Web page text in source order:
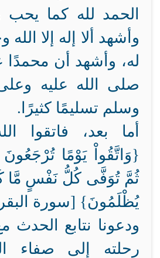
الحمد لله كما يحب
وأشهد ألا إله إلا
له، وأشهد أن محمدًا
صلى الله عليه
وسلم تسليمًا كثيرًا.
أما بعد، فاتقوا
{وَاتَّقُواْ يَوْمًا تُرْجَعُونَ
ثُمَّ تُوَفَّى كُلُّ نَفْسٍ مَّا
يُظْلَمُونَ} [سورة البقرة:
ودعونا نتابع الحدث
رحلته إلى صفاء